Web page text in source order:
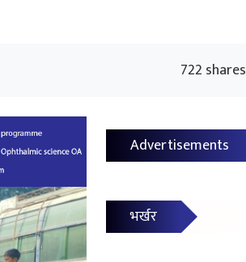
722 shares
Advertisements
भर्खर